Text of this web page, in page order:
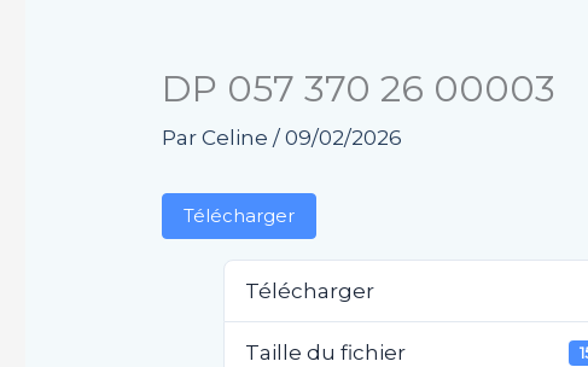
DP 057 370 26 00003
Par Celine /09/02/2026
Télécharger
Télécharger
Taille du fichier